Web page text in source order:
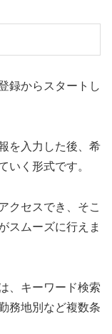
録からスタートし
を入力した後、希
いく形式です。
クセスでき、そこ
スムーズに行えま
、キーワード検索
務地別など複数条